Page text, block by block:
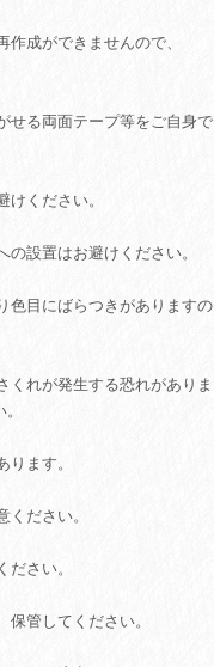
成ができませんので、
せる両面テープ等をご自身で
ください。
設置はお避けください。
色目にばらつきがありますの
れが発生する恐れがありま
ます。
ださい。
さい。
管してください。